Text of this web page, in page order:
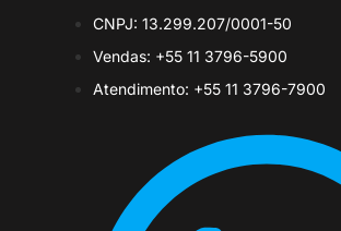
CNPJ: 13.299.207/0001-50
Vendas: +55 11 3796-5900
Atendimento: +55 11 3796-7900